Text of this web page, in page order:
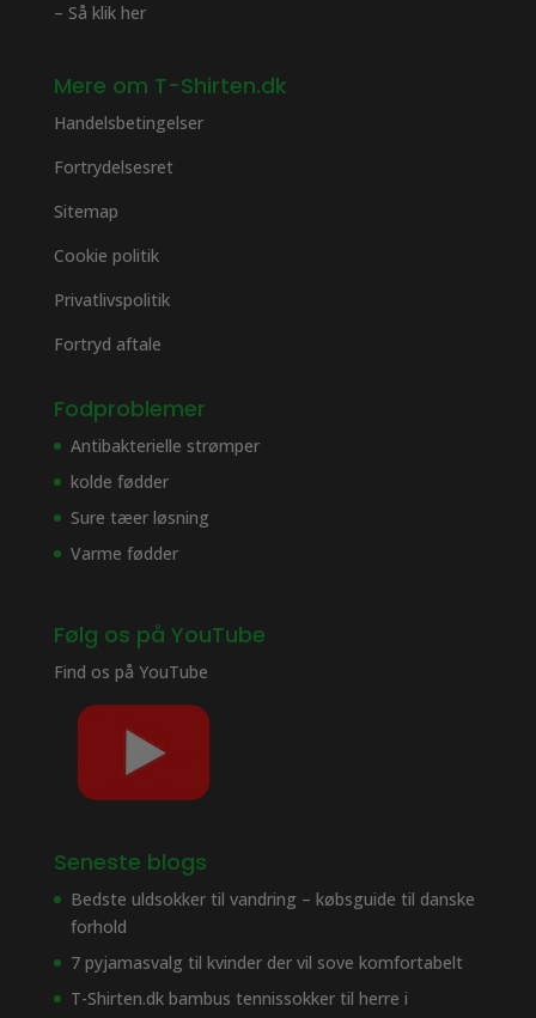
– Så klik her
Mere om T-Shirten.dk
Handelsbetingelser
Fortrydelsesret
Sitemap
Cookie politik
Privatlivspolitik
Fortryd aftale
Fodproblemer
Antibakterielle strømper
kolde fødder
Sure tæer løsning
Varme fødder
Følg os på YouTube
Find os på YouTube
Seneste blogs
Bedste uldsokker til vandring – købsguide til danske
forhold
7 pyjamasvalg til kvinder der vil sove komfortabelt
T-Shirten.dk bambus tennissokker til herre i